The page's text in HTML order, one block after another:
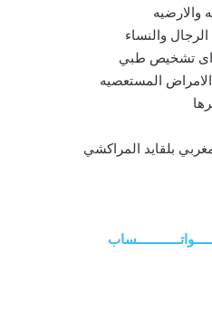
والارضيه
والنساء
اى تشخيص طبي
المستعصيه
بلقايد المراكشي